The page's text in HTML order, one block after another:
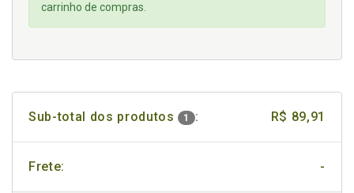
carrinho de compras.
Sub-total dos produtos 1 : R$ 89,91
Frete: -